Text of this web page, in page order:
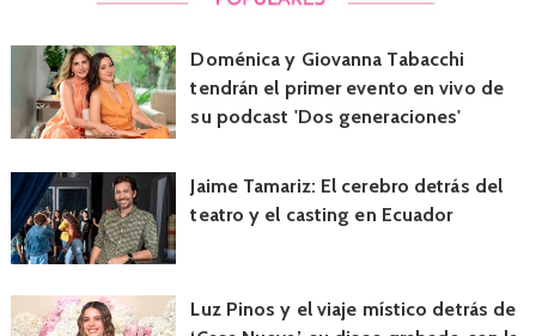
Doménica y Giovanna Tabacchi
tendrán el primer evento en vivo de
su podcast 'Dos generaciones'
Jaime Tamariz: El cerebro detrás del
teatro y el casting en Ecuador
Luz Pinos y el viaje místico detrás de